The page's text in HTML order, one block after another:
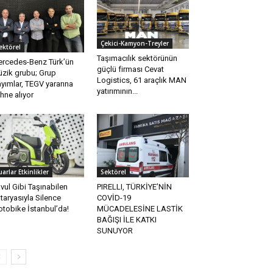
Benz Türk’ün
grubu; Grup
TEGV yararına
alıyor
Çekici-Kamyon-Treyler
Taşımacılık sektörünün
güçlü firması Cevat
Logistics, 61 araçlık MAN
yatırımının...
Etkinlikler
Gibi Taşınabilen
Silence
İstanbul’da!
Sektörel
PIRELLI, TÜRKİYE’NİN
COVİD-19
MÜCADELESİNE LASTİK
BAĞIŞI İLE KATKI
SUNUYOR